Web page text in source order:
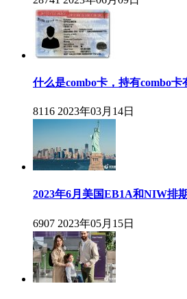
什么是combo卡，持有combo卡
8116 2023年03月14日
2023年6月美国EB1A和NIW排
6907 2023年05月15日